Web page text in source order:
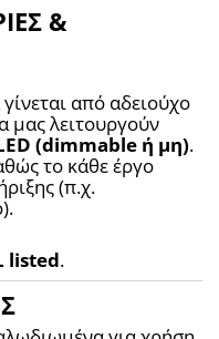
&
από αδειούχο
μας λειτουργούν
(dimmable ή μη).
το κάθε έργο
(π.χ.
listed.